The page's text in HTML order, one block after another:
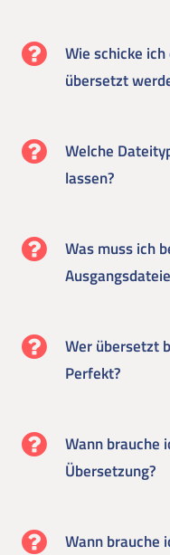
Wie schicke
übersetzt
Welche
lassen?
Was muss ich
Wer übersetzt
Perfekt?
Wann brauche
Übersetzung?
Wann brauche